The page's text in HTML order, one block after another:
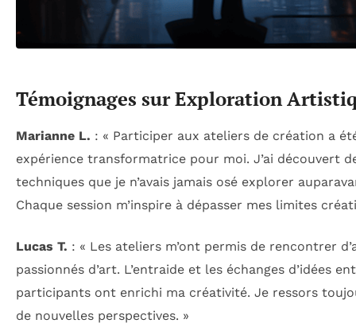
Témoignages sur Exploration
Marianne L. : « Participer aux ateliers de création a
expérience transformatrice pour moi. J’ai découvert
techniques que je n’avais jamais osé explorer
Chaque session m’inspire à dépasser mes limites
Lucas T. : « Les ateliers m’ont permis de rencontrer
passionnés d’art. L’entraide et les échanges d’idées
participants ont enrichi ma créativité. Je ressors
de nouvelles perspectives. »